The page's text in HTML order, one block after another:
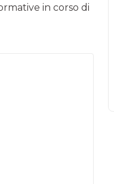
in corso di